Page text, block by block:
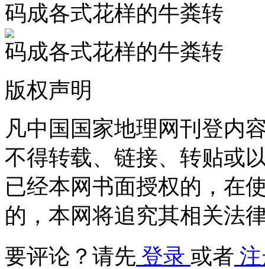
码成各式花样的牛粪转
码成各式花样的牛粪转
版权声明
凡中国国家地理网刊登内
不得转载、链接、转贴或
已经本网书面授权的，在
的，本网将追究其相关法
要评论？请先 登录 或者